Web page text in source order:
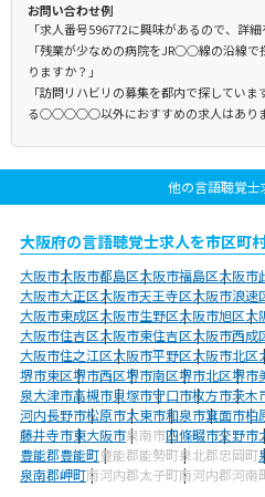
お問い合わせ例
「求人番号596772に興味があるので、詳
「残業が少なめの病院をJR○○線の沿線
りますか？」
「訪問リハビリの募集を都内で探してい
る○○○○○以外におすすめの求人はありま
他の言語聴覚士
大阪府の言語聴覚士求人を市区町
大阪市大阪市都島区大阪市福島区大阪市
大阪市大正区大阪市天王寺区大阪市浪速
大阪市東成区大阪市生野区大阪市旭区大
大阪市住吉区大阪市東住吉区大阪市西成
大阪市住之江区大阪市平野区大阪市北区
堺市東区堺市西区堺市南区堺市北区堺市
泉大津市高槻市貝塚市守口市枚方市茨木
河内長野市松原市大東市和泉市箕面市柏
藤井寺市東大阪市泉南市四條畷市交野市
豊能郡豊能町豊能郡能勢町泉北郡忠岡町
泉南郡岬町南河内郡太子町南河内郡河南